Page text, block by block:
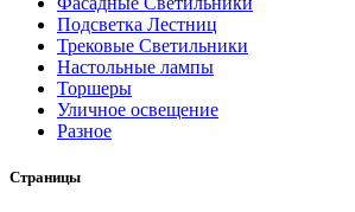
Подсветка Лестниц
Трековые Светильники
Настольные лампы
Торшеры
Уличное освещение
Разное
Страницы